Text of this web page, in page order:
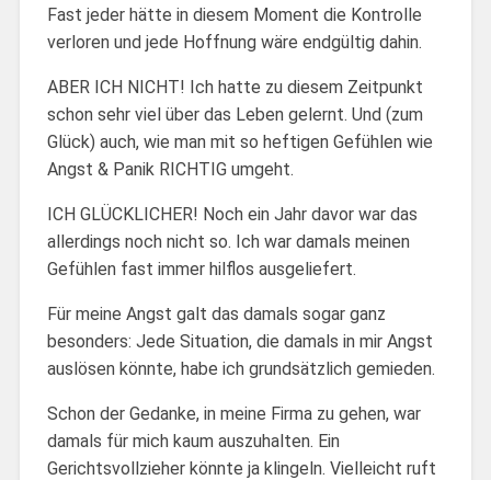
Fast jeder hätte in diesem Moment die Kontrolle
verloren und jede Hoffnung wäre endgültig dahin.
ABER ICH NICHT! Ich hatte zu diesem Zeitpunkt
schon sehr viel über das Leben gelernt. Und (zum
Glück) auch, wie man mit so heftigen Gefühlen wie
Angst & Panik RICHTIG umgeht.
ICH GLÜCKLICHER! Noch ein Jahr davor war das
allerdings noch nicht so. Ich war damals meinen
Gefühlen fast immer hilflos ausgeliefert.
Für meine Angst galt das damals sogar ganz
besonders: Jede Situation, die damals in mir Angst
auslösen könnte, habe ich grundsätzlich gemieden.
Schon der Gedanke, in meine Firma zu gehen, war
damals für mich kaum auszuhalten. Ein
Gerichtsvollzieher könnte ja klingeln. Vielleicht ruft